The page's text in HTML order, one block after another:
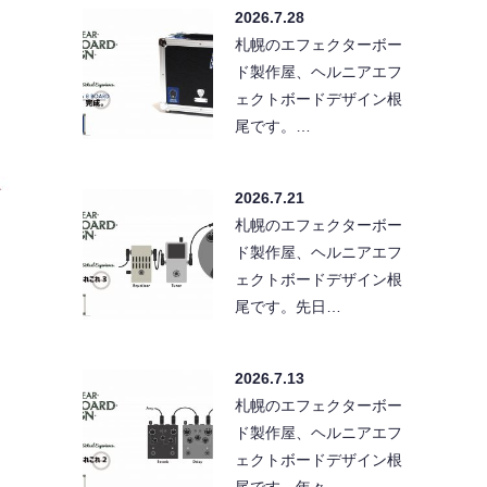
2026.7.28
札幌のエフェクターボー
ド製作屋、ヘルニアエフ
ェクトボードデザイン根
尾です。…
2026.7.21
札幌のエフェクターボー
ド製作屋、ヘルニアエフ
ェクトボードデザイン根
尾です。先日…
2026.7.13
札幌のエフェクターボー
ド製作屋、ヘルニアエフ
ェクトボードデザイン根